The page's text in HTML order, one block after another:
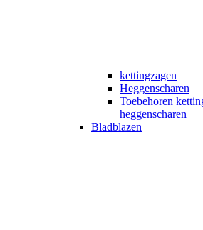
kettingzagen
Heggenscharen
Toebehoren
heggenscharen
Bladblazen